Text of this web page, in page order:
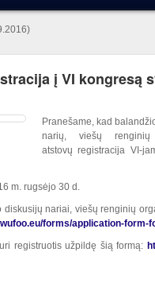
į VI kongresą
Pranešame, kad
narių, viešų renginių
atstovų registracija VI-
m. rugsėjo 30 d.
diskusijų nariai, viešų renginių
forms/application-form-
registruotis užpildę šią formą: